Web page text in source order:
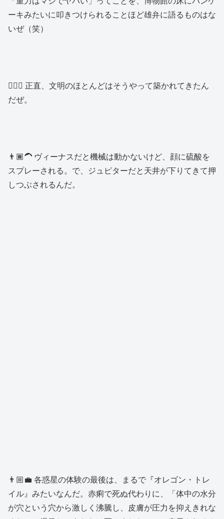
ーキみたいに叩きつけられることほど雄弁に語るものはな
いぜ（笑）
👱🏻‍♂️ 正直、文明のほとんどはそうやって築かれてきたん
だぜ。
👨🏾‍🦱 ヴィーナスだと機械は動かないけど、顔に硫酸を
スプレーされる。で、ジュピターだと天井が下りてきて押
しつぶされるんだ。
👨🏼‍💼 各惑星の体験の最後は、まるで『オレゴン・トレ
イル』みたいなんだ。赤痢で死ぬ代わりに、「体中の水分
が穴という穴から激しく沸騰し、皮膚が圧力を抑えきれな